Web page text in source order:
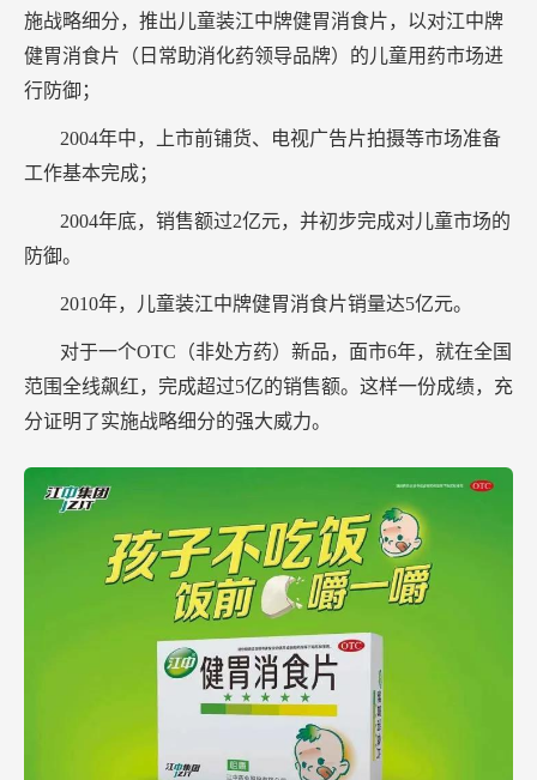
施战略细分，推出儿童装江中牌健胃消食片，以对江中牌
健胃消食片（日常助消化药领导品牌）的儿童用药市场进
行防御；
2004年中，上市前铺货、电视广告片拍摄等市场准备
工作基本完成；
2004年底，销售额过2亿元，并初步完成对儿童市场的
防御。
2010年，儿童装江中牌健胃消食片销量达5亿元。
对于一个OTC（非处方药）新品，面市6年，就在全国
范围全线飙红，完成超过5亿的销售额。这样一份成绩，充
分证明了实施战略细分的强大威力。